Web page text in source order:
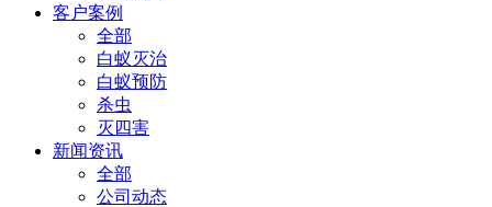
客户案例
全部
白蚁灭治
白蚁预防
杀虫
灭四害
新闻资讯
全部
公司动态